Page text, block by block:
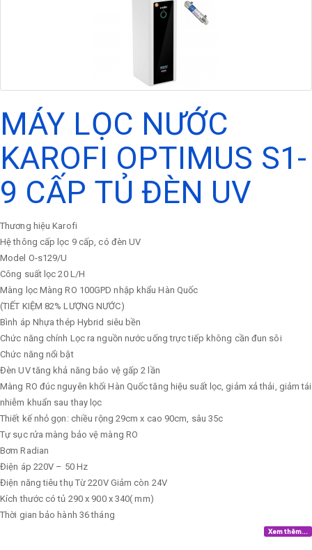
MÁY LỌC NƯỚC
KAROFI OPTIMUS S1-
9 CẤP TỦ ĐÈN UV
Thương hiệu Karofi
Hệ thông cấp lọc 9 cấp, có đèn UV
Model O-s129/U
Công suất lọc 20 L/H
Màng lọc Màng RO 100GPD nhập khẩu Hàn Quốc
(TIẾT KIỆM 82% LƯỢNG NƯỚC)
Bình áp Nhựa thép Hybrid siêu bền
Chức năng chính Lọc ra nguồn nước uống trực tiếp không cần đun sôi
Chức năng nổi bật
Đèn UV tăng khả năng bảo vệ gấp 2 lần
Màng RO đúc nguyên khối Hàn Quốc tăng hiệu suất lọc, giảm xả thải, giảm tái
nhiễm khuẩn sau thay lọc
Thiết kế nhỏ gọn: chiều rộng 29cm x cao 90cm, sâu 35c
Tự sục rửa màng bảo vệ màng RO
Bơm Radian
Điện áp 220V – 50 Hz
Điện năng tiêu thụ Từ 220V Giảm còn 24V
Kích thước có tủ 290 x 900 x 340( mm)
Thời gian bảo hành 36 tháng
Xem thêm...